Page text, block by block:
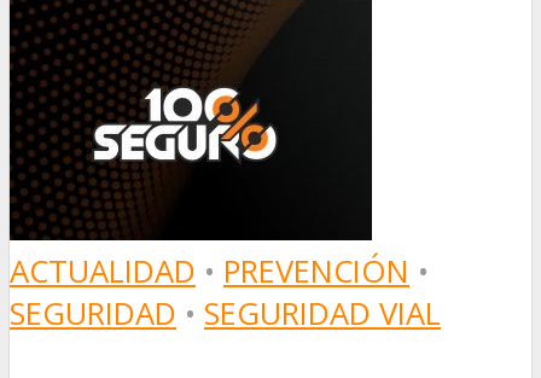
ACTUALIDAD • PREVENCIÓN •
SEGURIDAD • SEGURIDAD VIAL